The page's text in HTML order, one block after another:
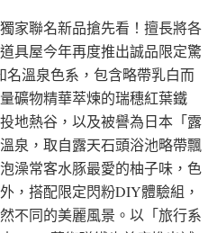
家聯名新品搶先看！擅長將各
具屋今年再度推出誠品限定驚
名溫泉色系，包含略帶乳白而
礦物精華萃煉的瑞穗紅葉鐵
地熱谷，以及被譽為日本「露
泉，取自露天石頭浴池略帶飄
澡常客水豚最愛的柚子味，色
，搭配限定閃粉DIY體驗組，
不同的美麗風景。以「旅行系